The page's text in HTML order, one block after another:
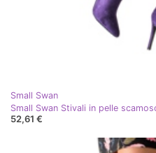
Small Swan
Small Swan Stivali in pelle
52,61 €